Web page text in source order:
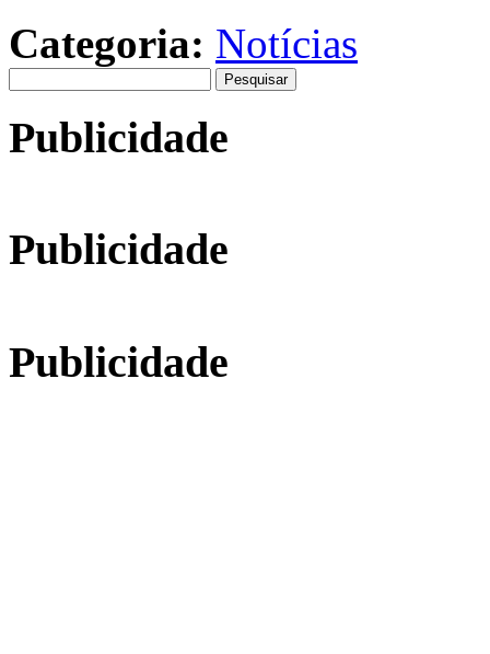
Categoria: Notícias
por:
Publicidade
Publicidade
Publicidade